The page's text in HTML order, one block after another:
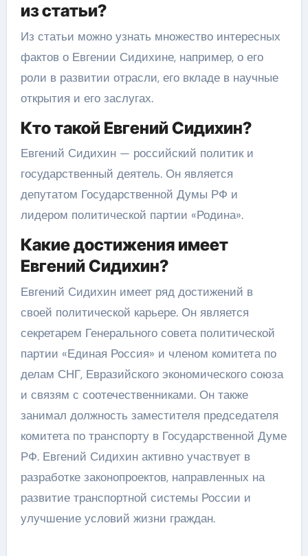
из статьи?
Из статьи можно узнать множество интересных
фактов о Евгении Сидихине, например, о его
роли в развитии отрасли, его вкладе в научные
открытия и его заслугах.
Кто такой Евгений Сидихин?
Евгений Сидихин — российский политик и
государственный деятель. Он является
депутатом Государственной Думы РФ и
лидером политической партии «Родина».
Какие достижения имеет
Евгений Сидихин?
Евгений Сидихин имеет ряд достижений в
своей политической карьере. Он является
секретарем Генерального совета политической
партии «Единая Россия» и членом комитета по
делам СНГ, Евразийского экономического союза
и связям с соотечественниками. Он также
занимал должность заместителя председателя
комитета по транспорту в Государственной Думе
РФ. Евгений Сидихин активно участвует в
разработке законопроектов, направленных на
развитие транспортной системы России и
улучшение условий жизни граждан.